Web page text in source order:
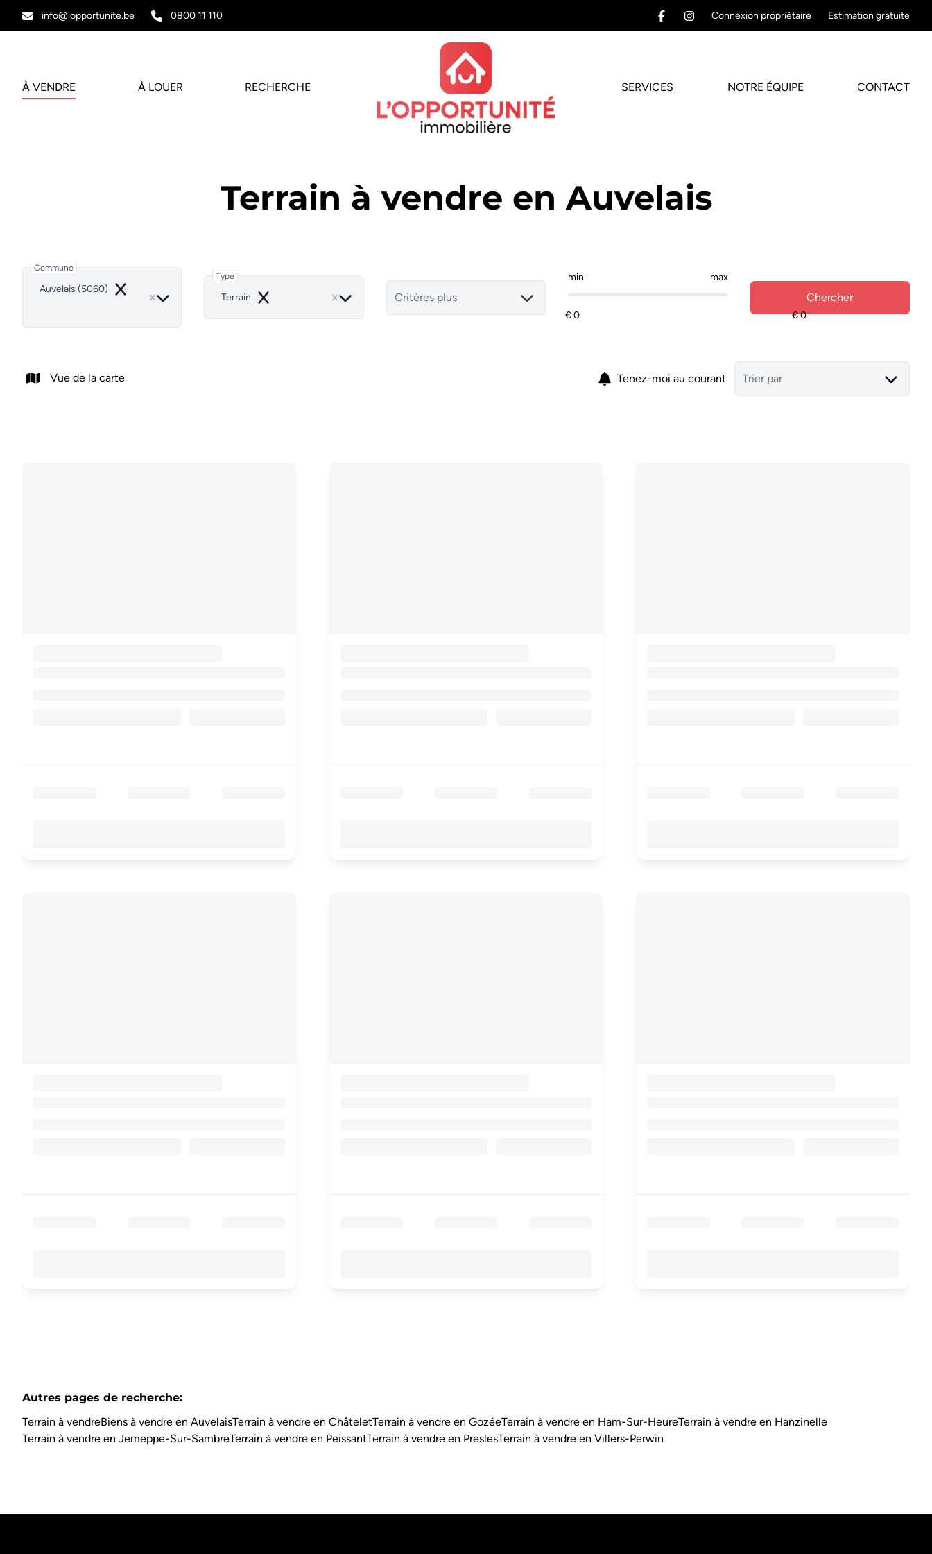
info@lopportunite.be 0800 11 110 Connexion propriétaire Estimation gratuite
À VENDRE À LOUER RECHERCHE SERVICES NOTRE ÉQUIPE CONTACT
Terrain à vendre en Auvelais
Commune
Auvelais (5060)
Remove
Type
Terrain
Remove Critères plus
min max
Chercher
Vue de la carte Tenez-moi au courant Trier par
Autres pages de recherche:
Terrain à vendreBiens à vendre en AuvelaisTerrain à vendre en ChâteletTerrain à vendre en GozéeTerrain à vendre en Ham-Sur-HeureTerrain à vendre en Hanzinelle
Terrain à vendre en Jemeppe-Sur-SambreTerrain à vendre en PeissantTerrain à vendre en PreslesTerrain à vendre en Villers-Perwin